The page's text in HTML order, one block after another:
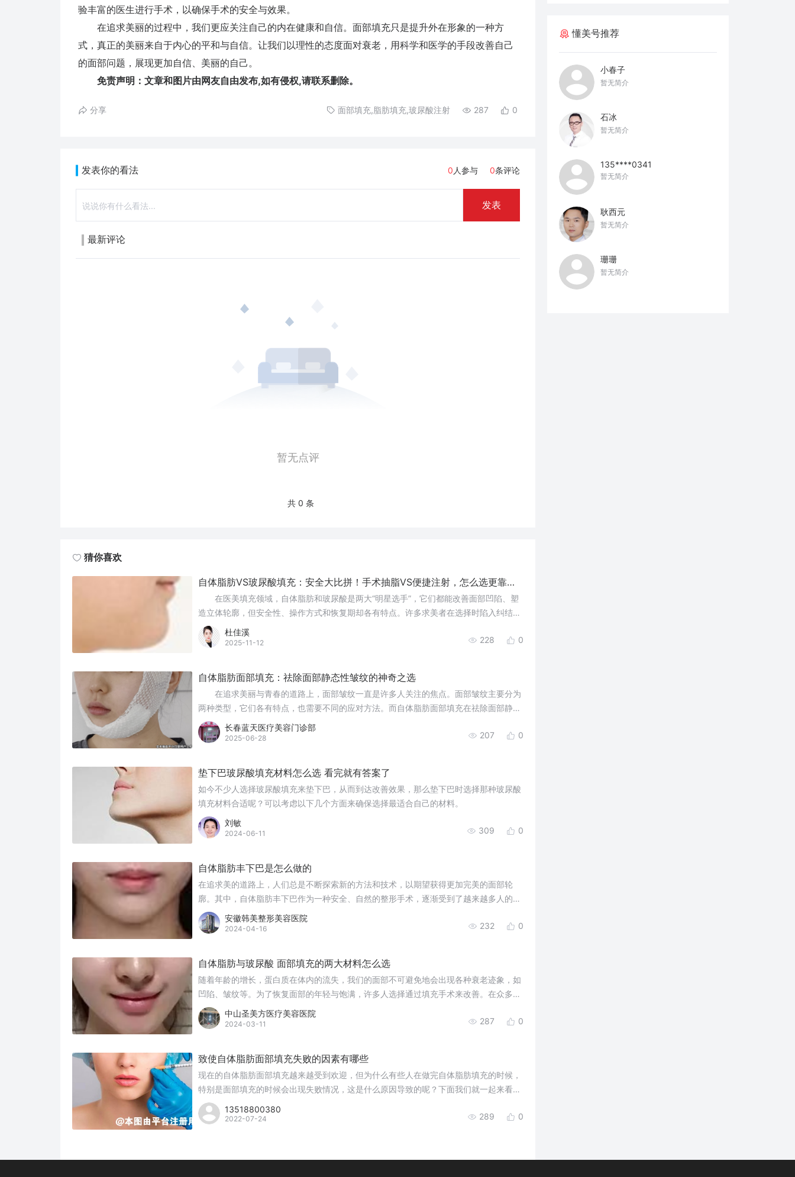
验丰富的医生进行手术，以确保手术的安全与效果。
在追求美丽的过程中，我们更应关注自己的内在健康和自信。面部填充只是提升外在形象的一种方
式，真正的美丽来自于内心的平和与自信。让我们以理性的态度面对衰老，用科学和医学的手段改善自己
的面部问题，展现更加自信、美丽的自己。
免责声明：文章和图片由网友自由发布,如有侵权,请联系删除。
分享 面部填充,脂肪填充,玻尿酸注射 287 0
发表你的看法 0 人参与 0条评论
发表
最新评论
暂无点评
共 0 条
猜你喜欢
自体脂肪VS玻尿酸填充：安全大比拼！手术抽脂VS便捷注射，怎么选更靠
谱？
在医美填充领域，自体脂肪和玻尿酸是两大“明星选手”，它们都能改善面部凹陷、塑
造立体轮廓，但安全性、操作方式和恢复期却各有特点。许多求美者在选择时陷入纠结：
到底哪个更安全？本文将从安全性、操作流程、恢复期等角度深度对比，助您根据自身需
求做出理性选择。
杜佳溪
2025-11-12 228 0
自体脂肪面部填充：祛除面部静态性皱纹的神奇之选
在追求美丽与青春的道路上，面部皱纹一直是许多人关注的焦点。面部皱纹主要分为
两种类型，它们各有特点，也需要不同的应对方法。而自体脂肪面部填充在祛除面部静态
性皱纹方面，展现出了独特的优势和显着的效果。
长春蓝天医疗美容门诊部
2025-06-28 207 0
垫下巴玻尿酸填充材料怎么选 看完就有答案了
如今不少人选择玻尿酸填充来垫下巴，从而到达改善效果，那么垫下巴时选择那种玻尿酸
填充材料合适呢？可以考虑以下几个方面来确保选择最适合自己的材料。
刘敏
2024-06-11 309 0
自体脂肪丰下巴是怎么做的
在追求美的道路上，人们总是不断探索新的方法和技术，以期望获得更加完美的面部轮
廓。其中，自体脂肪丰下巴作为一种安全、自然的整形手术，逐渐受到了越来越多人的青
睐。那么，自体脂肪丰下巴究竟是怎么做的呢？
安徽韩美整形美容医院
2024-04-16 232 0
自体脂肪与玻尿酸 面部填充的两大材料怎么选
随着年龄的增长，蛋白质在体内的流失，我们的面部不可避免地会出现各种衰老迹象，如
凹陷、皱纹等。为了恢复面部的年轻与饱满，许多人选择通过填充手术来改善。在众多的
填充材料中，自体脂肪和玻尿酸因其独特的优势成为了两大热门选择。然而，面对这两种
不同的填充材料，很多人会陷入难以抉择的境地。那么，自体脂肪和玻尿酸究竟有何区别
中山圣美方医疗美容医院
2024-03-11 287 0
致使自体脂肪面部填充失败的因素有哪些
现在的自体脂肪面部填充越来越受到欢迎，但为什么有些人在做完自体脂肪填充的时候，
特别是面部填充的时候会出现失败情况，这是什么原因导致的呢？下面我们就一起来看
看。
13518800380
2022-07-24 289 0
懂美号推荐
小春子
暂无简介
石冰
暂无简介
135****0341
暂无简介
耿西元
暂无简介
珊珊
暂无简介